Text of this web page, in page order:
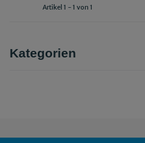
Artikel 1 - 1 von 1
Kategorien